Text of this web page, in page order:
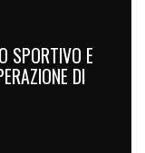
SPORTIVO E
DI